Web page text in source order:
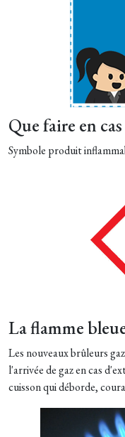
Que faire en
Symbole produit
La flamme
Les nouveaux brûleurs
l'arrivée de gaz en cas
cuisson qui déborde,